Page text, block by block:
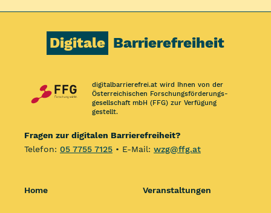
Digitale Barrierefreiheit
digitalbarrierefrei.at wird Ihnen von der
Österreichischen Forschungs­förderungs­
gesellschaft mbH (FFG) zur Verfügung
gestellt.
Fragen zur digitalen Barrierefreiheit?
Telefon: 05 7755 7125 • E-Mail: wzg@ffg.at
Home Veranstaltungen